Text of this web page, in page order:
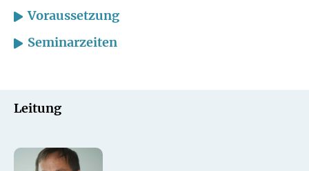
Voraussetzung
Seminarzeiten
Leitung